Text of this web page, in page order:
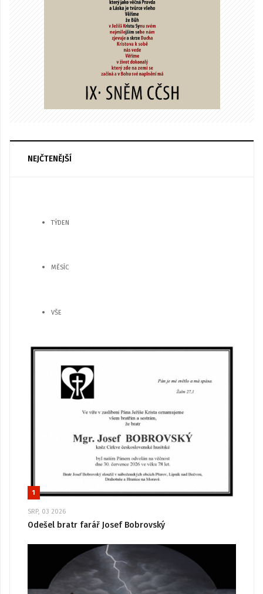
NEJČTENĚJŠÍ
TÝDEN
MĚSÍC
VŠE
1
SRP, 03 2026
Odešel bratr farář Josef Bobrovský